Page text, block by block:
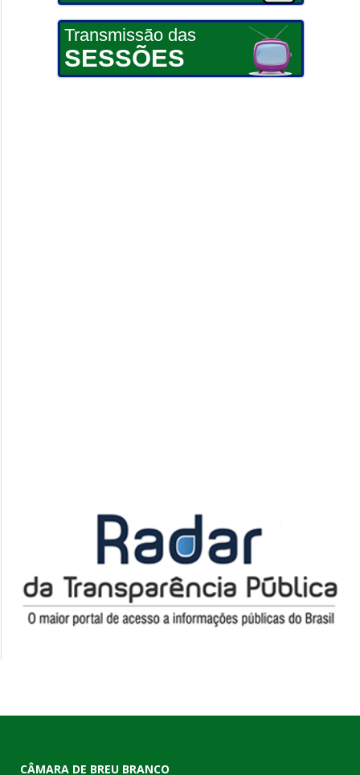
Transmissão das
SESSÕES
CÂMARA DE BREU BRANCO